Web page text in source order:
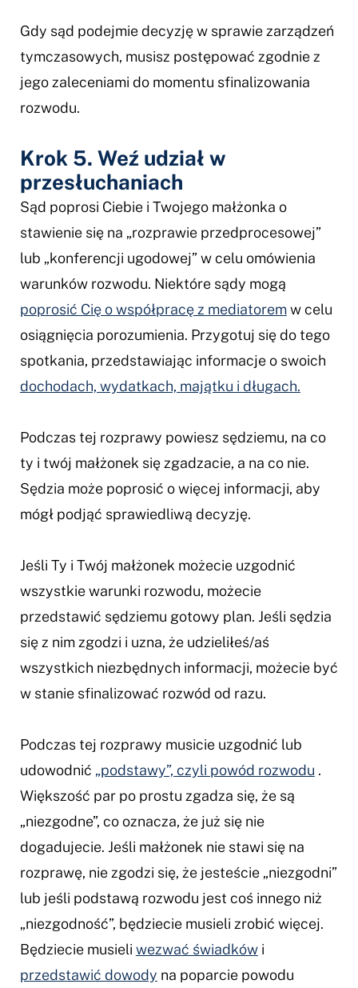
Gdy sąd podejmie decyzję w sprawie zarządzeń
tymczasowych, musisz postępować zgodnie z
jego zaleceniami do momentu sfinalizowania
rozwodu.
Krok 5. Weź udział w
przesłuchaniach
Sąd poprosi Ciebie i Twojego małżonka o
stawienie się na „rozprawie przedprocesowej”
lub „konferencji ugodowej” w celu omówienia
warunków rozwodu. Niektóre sądy mogą
poprosić Cię o współpracę z mediatoremw celu
osiągnięcia porozumienia. Przygotuj się do tego
spotkania, przedstawiając informacje o swoich
dochodach, wydatkach, majątku i długach.
Podczas tej rozprawy powiesz sędziemu, na co
ty i twój małżonek się zgadzacie, a na co nie.
Sędzia może poprosić o więcej informacji, aby
mógł podjąć sprawiedliwą decyzję.
Jeśli Ty i Twój małżonek możecie uzgodnić
wszystkie warunki rozwodu, możecie
przedstawić sędziemu gotowy plan. Jeśli sędzia
się z nim zgodzi i uzna, że udzieliłeś/aś
wszystkich niezbędnych informacji, możecie być
w stanie sfinalizować rozwód od razu.
Podczas tej rozprawy musicie uzgodnić lub
udowodnić „podstawy”, czyli powód rozwodu .
Większość par po prostu zgadza się, że są
„niezgodne”, co oznacza, że już się nie
dogadujecie. Jeśli małżonek nie stawi się na
rozprawę, nie zgodzi się, że jesteście „niezgodni”
lub jeśli podstawą rozwodu jest coś innego niż
„niezgodność”, będziecie musieli zrobić więcej.
Będziecie musieli wezwać świadkówi
przedstawić dowody na poparcie powodu